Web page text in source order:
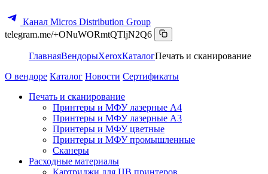
Канал Micros Distribution Group
telegram.me/+ONuWORmtQTljN2Q6
ГлавнаяВендорыXeroxКаталогПечать и сканирование
О вендоре Каталог Новости Сертификаты
Печать и сканирование
Принтеры и МФУ лазерные А4
Принтеры и МФУ лазерные А3
Принтеры и МФУ цветные
Принтеры и МФУ промышленные
Сканеры
Расходные материалы
Картриджи для ЦВ принтеров